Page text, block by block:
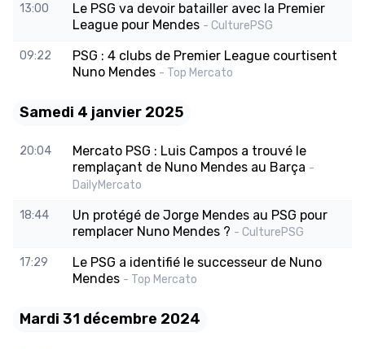
13:00
Le PSG va devoir batailler avec la Premier
League pour Mendes - CulturePSG
09:22
PSG : 4 clubs de Premier League courtisent
Nuno Mendes - Top Mercato
Samedi 4 janvier 2025
20:04
Mercato PSG : Luis Campos a trouvé le
remplaçant de Nuno Mendes au Barça -
DailyMercato
18:44
Un protégé de Jorge Mendes au PSG pour
remplacer Nuno Mendes ? - CulturePSG
17:29
Le PSG a identifié le successeur de Nuno
Mendes - Top Mercato
Mardi 31 décembre 2024